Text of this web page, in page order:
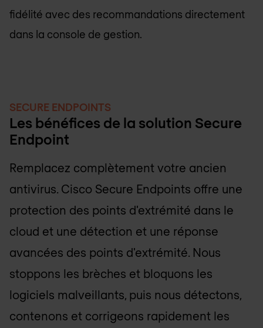
fidélité avec des recommandations directement
dans la console de gestion.
SECURE ENDPOINTS
Les bénéfices de la solution Secure
Endpoint
Remplacez complètement votre ancien
antivirus. Cisco Secure Endpoints offre une
protection des points d'extrémité dans le
cloud et une détection et une réponse
avancées des points d'extrémité. Nous
stoppons les brèches et bloquons les
logiciels malveillants, puis nous détectons,
contenons et corrigeons rapidement les